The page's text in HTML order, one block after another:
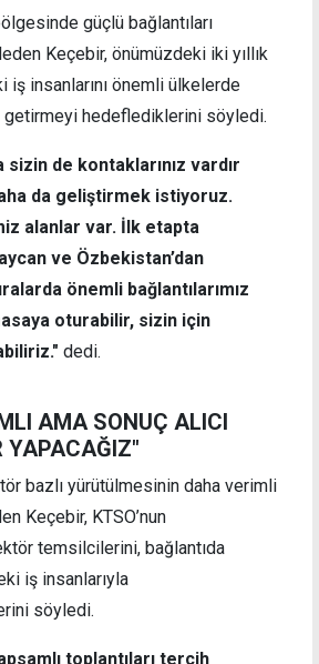
güçlü bağlantıları
Keçebir, önümüzdeki iki yıllık
iş insanlarını önemli ülkelerde
getirmeyi hedeflediklerini söyledi.
sizin de kontaklarınız vardır
da geliştirmek istiyoruz.
alanlar var. İlk etapta
ve Özbekistan’dan
önemli bağlantılarımız
oturabilir, sizin için
dedi.
AMA SONUÇ ALICI
YAPACAĞIZ"
bazlı yürütülmesinin daha verimli
Keçebir, KTSO’nun
temsilcilerini, bağlantıda
iş insanlarıyla
söyledi.
toplantıları tercih